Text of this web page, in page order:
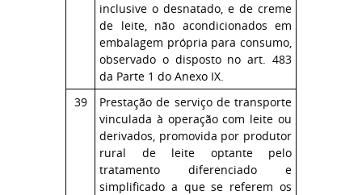
inclusive o desnatado, e de creme
de leite, não acondicionados em
embalagem própria para consumo,
observado o disposto no art. 483
da Parte 1 do Anexo IX.
39
Prestação de serviço de transporte
vinculada à operação com leite ou
derivados, promovida por produtor
rural de leite optante pelo
tratamento diferenciado e
simplificado a que se referem os